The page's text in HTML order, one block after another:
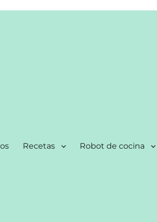
Recetas Robot de cocina